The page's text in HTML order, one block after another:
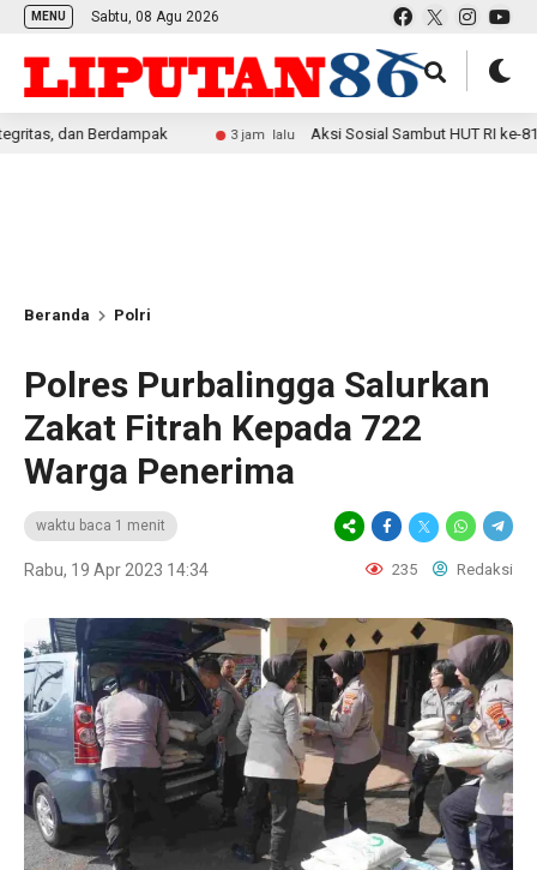
MENU Sabtu, 08 Agu 2026
Berdampak 3 jam lalu Aksi Sosial Sambut HUT RI ke-81,
Beranda Polri
Polres Purbalingga Salurkan
Zakat Fitrah Kepada 722
Warga Penerima
waktu baca 1 menit
Rabu, 19 Apr 2023 14:34 235 Redaksi